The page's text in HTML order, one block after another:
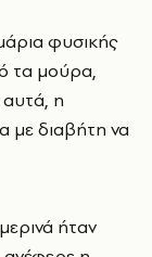
φυσικής
τα μούρα,
η
με διαβήτη να
ήταν